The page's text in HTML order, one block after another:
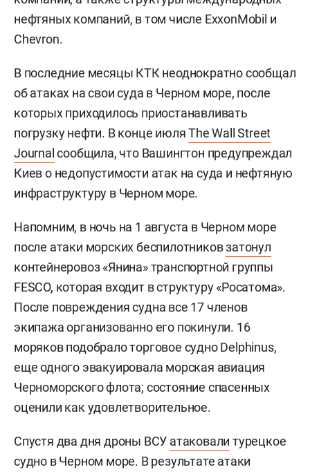
нефтяных компаний, в том числе ExxonMobil и
Chevron.
В последние месяцы КТК неоднократно сообщал
об атаках на свои суда в Черном море, после
которых приходилось приостанавливать
погрузку нефти. В конце июляThe Wall Street
Journal сообщила, что Вашингтон предупреждал
Киев о недопустимости атак на суда и нефтяную
инфраструктуру в Черном море.
Напомним, в ночь на 1 августа в Черном море
после атаки морских беспилотниковзатонул
контейнеровоз «Янина» транспортной группы
FESCO, которая входит в структуру «Росатома».
После повреждения судна все 17 членов
экипажа организованно его покинули. 16
моряков подобрало торговое судно Delphinus,
еще одного эвакуировала морская авиация
Черноморского флота; состояние спасенных
оценили как удовлетворительное.
Спустя два дня дроны ВСУ атаковали турецкое
судно в Черном море. В результате атаки